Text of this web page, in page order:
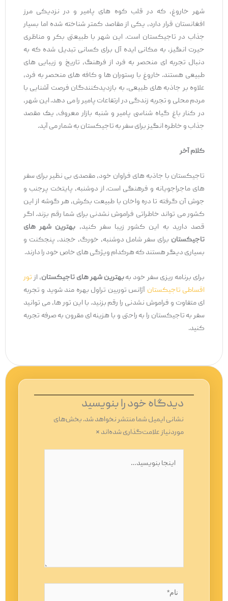
شهر خاروغ، که در قلب کوه‌ های پامیر و در نزدیکی مرز
افغانستان قرار دارد، یکی از مقاصد کمتر شناخته‌ شده اما بسیار
جذاب در تاجیکستان است. این شهر با طبیعتی بکر و مناظری
حیرت ‌انگیز، به مکانی ایده ‌آل برای کسانی تبدیل شده که به
دنبال تجربه ‌ای منحصر به فرد از فرهنگ، تاریخ و زیبایی ‌های
طبیعی هستند. خاروغ با رستوران‌ ها و کافه ‌های منحصر به فرد،
علاوه بر جاذبه‌ های طبیعی، به بازدیدکنندگان فرصت آشنایی با
مردم محلی و تجربه زندگی در ارتفاعات پامیر را می ‌دهد. این شهر،
در کنار باغ گیاه شناسی پامیر و شنبه بازار معروف، یک مقصد
جذاب و خاطره ‌انگیز برای سفر به تاجیکستان به شمار می ‌آید.
کلام آخر
تاجیکستان با جاذبه ‌های فراوان خود، مقصدی بی‌ نظیر برای سفر
های ماجراجویانه و فرهنگی است. از دوشنبه، پایتخت پرجنب و
جوش آن گرفته تا دره واخان با طبیعت بکرش، هر گوشه از این
کشور می ‌تواند خاطراتی فراموش ‌نشدنی برای شما رقم بزند. اگر
قصد دارید به این کشور زیبا سفر کنید،بهترین شهر های
تاجیکستانبرای سفر شامل دوشنبه، خورگ، خجند، پنجکنت و
بسیاری دیگر هستند که هرکدام ویژگی ‌های خاص خود را دارند.
برای برنامه ‌ریزی سفر خود بهبهترین شهر های تاجیکستان، از تور
اقساطی تاجیکستانآژانس توربین تراول بهره‌ مند شوید و تجربه
‌ای متفاوت و فراموش ‌نشدنی را رقم بزنید. با این تور ها، می ‌توانید
سفر به تاجیکستان را به راحتی و با هزینه ‌ای مقرون به صرفه تجربه
کنید.
دیدگاه‌ خود را بنویسید
نشانی ایمیل شما منتشر نخواهد شد.بخش‌های
موردنیاز علامت‌گذاری شده‌اند*
بنویسید…
نام*